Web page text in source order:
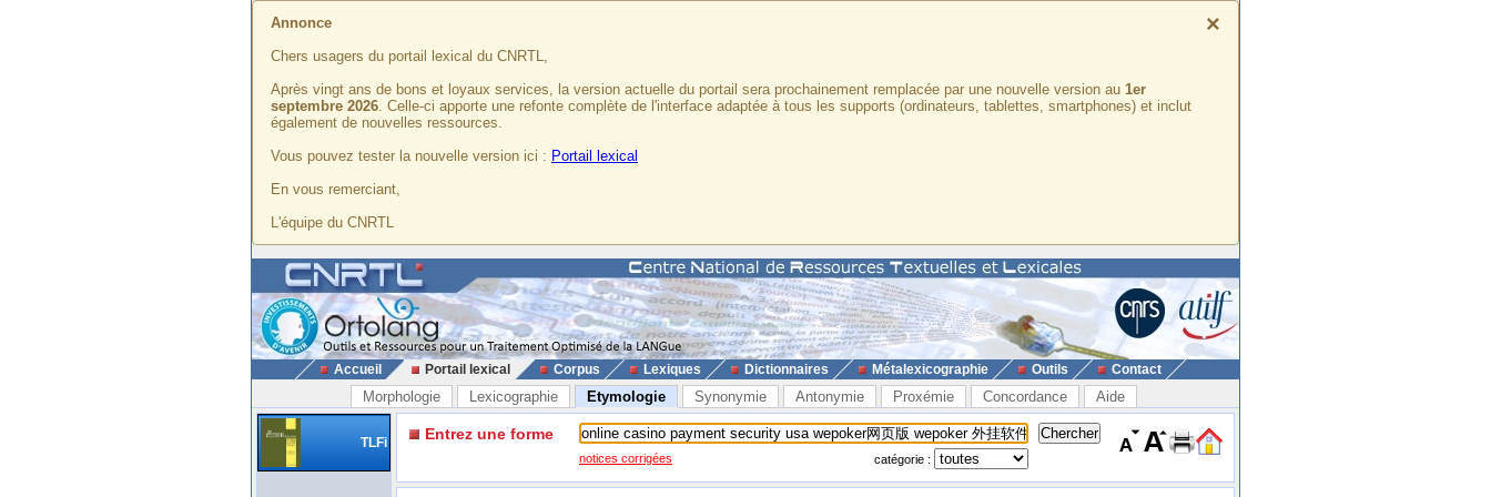
×
Annonce
Chers usagers du portail lexical du CNRTL,
Après vingt ans de bons et loyaux services, la version actuelle du portail sera prochainement remplacée par une nouvelle version au 1er
septembre 2026. Celle-ci apporte une refonte complète de l'interface adaptée à tous les supports (ordinateurs, tablettes, smartphones) et inclut
également de nouvelles ressources.
Vous pouvez tester la nouvelle version ici : Portail lexical
En vous remerciant,
L'équipe du CNRTL
Accueil Portail lexical Corpus Lexiques Dictionnaires Métalexicographie Outils Contact
Morphologie Lexicographie Etymologie Synonymie Antonymie Proxémie Concordance Aide
TLFi Entrez une forme
notices corrigées catégorie :